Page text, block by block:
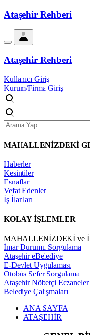
Ataşehir Rehberi
Ataşehir Rehberi
Kullanıcı Giriş
Kurum/Firma Giriş
MAHALLENİZDEKİ
Haberler
Kesintiler
Esnaflar
Vefat Edenler
İş İlanları
KOLAY İŞLEMLER
MAHALLENİZDEKİ ve
İmar Durumu Sorgulama
Ataşehir eBelediye
E-Devlet Uygulaması
Otobüs Sefer Sorgulama
Ataşehir Nöbetçi Eczaneler
Belediye Çalışmaları
ANA SAYFA
ATAŞEHİR